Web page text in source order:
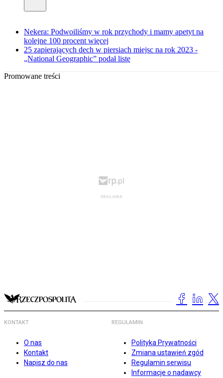
Nekera: Podwoiliśmy w rok przychody i mamy apetyt na
kolejne 100 procent więcej
25 zapierających dech w piersiach miejsc na rok 2023 -
„National Geographic” podał listę
Promowane treści
KONTAKT
O nas
Kontakt
Napisz do nas
REGULAMIN
Polityka Prywatności
Zmiana ustawień zgód
Regulamin serwisu
Informacje o nadawcy